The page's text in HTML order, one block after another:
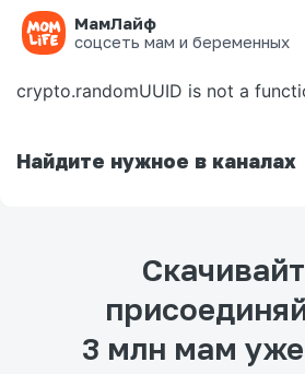
МамЛайф
соцсеть мам и беременных
Ошибка на странице
crypto.randomUUID is not a
Найдите нужное в каналах
3 млн мам уже